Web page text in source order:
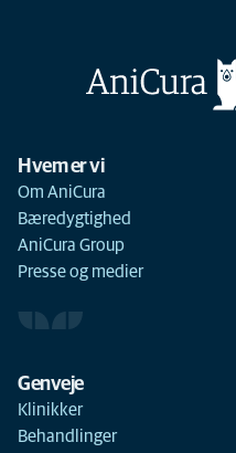
Hvem er vi
Om AniCura
Bæredygtighed
AniCura Group
Presse og medier
Genveje
Klinikker
Behandlinger